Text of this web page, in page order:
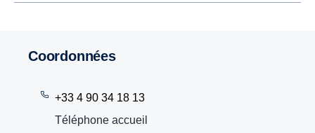
Coordonnées
+33 4 90 34 18 13
Téléphone accueil